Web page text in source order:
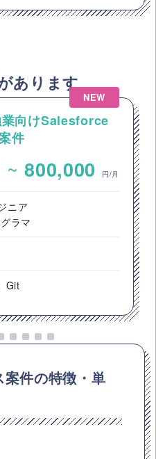
あります
NEW
業向けSalesforce
件
~ 800,000 円/月
ニア
ラマ
Git
件の特徴・単